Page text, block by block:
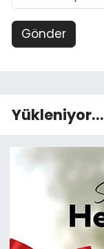
Gönder
Yükleniyor...